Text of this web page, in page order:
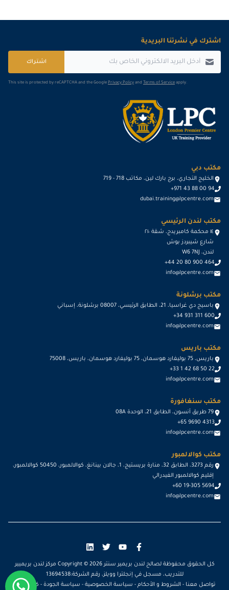
اشترك في نشرتنا البريدية
اشتراك
This site is protected by reCAPTCHA and the Google Privacy Policy and Terms of Service apply.
مكتب دبي
الخليج التجاري، برج بارك لين، مكاتب 718 - 719
+971 43 88 00 94
dubai.training@lpcentre.com
مكتب لندن الرئيسي
١٤ محكمة كامبريدج، شقة ٢١٠
شارع شيبردز بوش
لندن، W6 7NJ
+44 20 80 900 464
info@lpcentre.com
مكتب برشلونة
باسيج دي غراسيا، 21، الطابق الرئيسي، 08007 برشلونة، إسباني
+34 931 311 600
info@lpcentre.com
مكتب باريس
باريس، 75 بوليفارد هوسمان، 75 بوليفارد هوسمان، باريس، 75008
+33 1 42 68 50 22
info@lpcentre.com
مكتب سنغافورة
79 طريق أنسون، الطابق 21، الوحدة 08A
+65 9690 4313
info@lpcentre.com
مكتب كوالالمبور
رقم 3273، الطابق 32، منارة بريستيج، 1، جالان بينانغ، كوالالمبور، 50450 كوالالمبور،
إقليم كوالالمبور الفيدرالي
+60 19-305 5694
info@lpcentre.com
كل الحقوق محفوظة لصالح لندن بريمير سنتر Copyright ©2026
مركز لندن بريميير
للتدريب، مسجل في إنجلترا وويلز، رقم الشركة:13694538
تواصل معنا - الشروط و الأحكام - سياسة الخصوصية - سياسة الجودة - كن مدرباً -